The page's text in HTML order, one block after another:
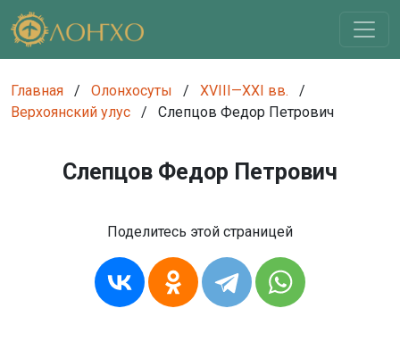
Главная / Олонхосуты / XVIII—XXI вв.
/
Верхоянский улус
/ Слепцов Федор Петрович
Слепцов Федор Петрович
Поделитесь этой страницей